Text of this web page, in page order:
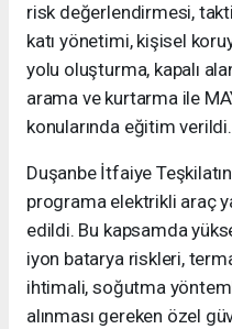
risk değerlendirmesi,
katı yönetimi, kişisel
yolu oluşturma, kapalı
arama ve kurtarma ile
konularında eğitim verildi.
Duşanbe İtfaiye
programa elektrikli araç
edildi. Bu kapsamda
iyon batarya riskleri,
ihtimali, soğutma
alınması gereken özel